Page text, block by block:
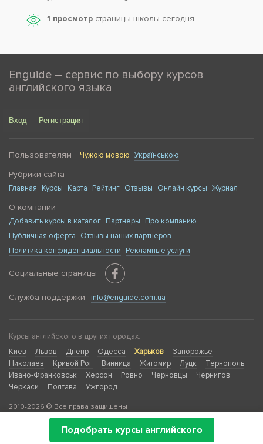
1 просмотр страницы школы сегодня
Подобрать курсы английского
Enguide – сервис по выбору курсов
английского языка
Вход Регистрация
Пользователям Чужою мовою Українською
Рубрики сайта
Главная Курсы Карта Рейтинг Отзывы Онлайн курсы Журнал
О компании
Добавить курсы в каталог Партнеры
Про компанию
Публичная оферта
Отзывы наших партнеров
Политика конфиденциальности
Рекламные услуги
Социальные страницы
Служба поддержки info@enguide.com.ua
Курсы английского в других городах:
Киев
Львов Днепр Одесса Харьков
Запорожье
Николаев
Кривой Рог Винница Житомир Луцк
Тернополь
Ивано-Франковськ
Херсон Ровно Черновцы
Чернигов
Черкаси
Полтава Ужгород
2010-2026 © Все права защищены